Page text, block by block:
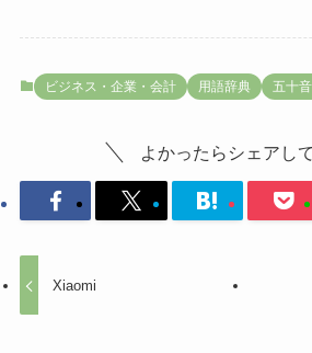
ビジネス・企業・会計 用語辞典 五十
よかったらシェアし
Xiaomi